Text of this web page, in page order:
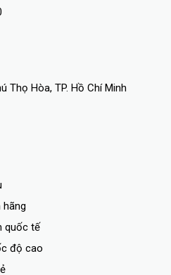
Thọ Hòa, TP. Hồ Chí Minh
hãng
quốc tế
độ cao